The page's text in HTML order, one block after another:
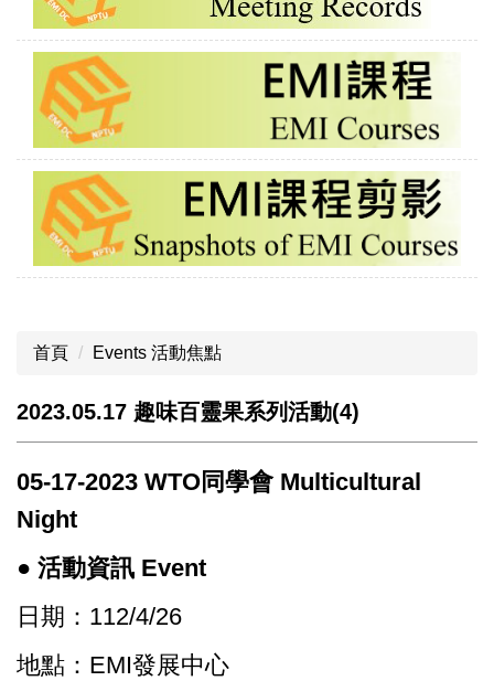
首頁 Events 活動焦點
2023.05.17 趣味百靈果系列活動(4)
05-17-2023 WTO同學會 Multicultural
Night
● 活動資訊 Event
日期：112/4/26
地點：EMI發展中心